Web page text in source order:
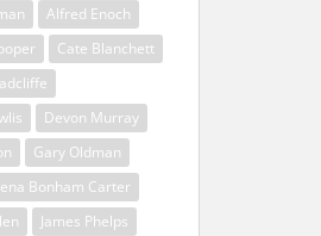
Alfred Enoch
Cate Blanchett
Devon Murray
Gary Oldman
Bonham Carter
James Phelps